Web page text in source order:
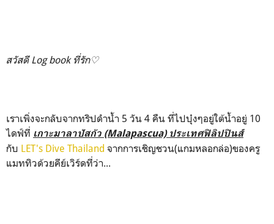
สวัสดี Log book ที่รัก♡
เราเพิ่งจะกลับจากทริปดำน้ำ 5 วัน 4 คืน ที่ไปบุ๋งๆอยู่ใต้น้ำอยู่ 10
ไดฟ์ที่ เกาะมาลาปัสกัว (Malapascua) ประเทศฟิลิปปินส์
กับ LET's Dive Thailand จากการเชิญชวน(แกมหลอกล่อ)ของครู
แมททิวด้วยคีย์เวิร์ดที่ว่า...